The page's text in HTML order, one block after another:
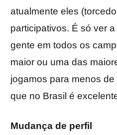
atualmente eles
participativos. É só ver
gente em todos os
maior ou uma das
jogamos para menos
que no Brasil é
Mudança de perfil